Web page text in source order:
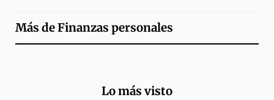
Más deFinanzas personales
Lo más visto